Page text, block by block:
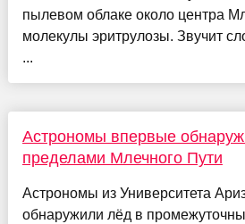
пылевом облаке около центра
молекулы эритрулозы. Звучит
...
Астрономы впервые
пределами Млечного Пути
Астрономы из Университета
обнаружили лёд в